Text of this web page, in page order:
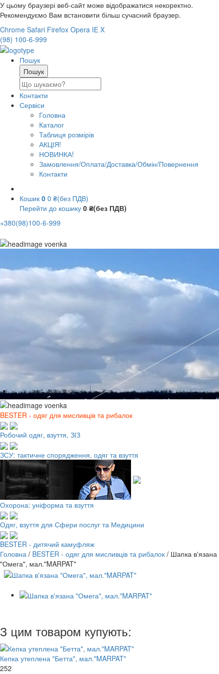
У цьому браузері веб-сайт може відображатися некоректно.
Рекомендуємо Вам встановити більш сучасний браузер.
Chrome Safari Firefox Opera IE X
(98) 100-6-999
Пошук
Контакти
Сервіси
Головна
Каталог
Таблиця розмірів
АКЦІЯ!
НОВИНКА!
Замовлення/Оплата/Доставка/Обмін/Повернення
Контакти
Кошик 0 0 ₴(без ПДВ)
Перейти до кошику 0 ₴(без ПДВ)
+380(98)100-6-999
BESTER - одяг для мисливців та рибалок
Робочий одяг, взуття, ЗІЗ
ЗСУ: тактичне спорядження, одяг та взуття
Охорона: уніформа та взуття
Одяг, взуття для Сфери послуг та Медицини
BESTER - дитячий камуфляж
Головна / BESTER - одяг для мисливців та рибалок / Шапка в'язана
"Омега", мал."MARPAT"
З цим товаром купують:
Кепка утеплена "Бетта", мал."MARPAT"
252